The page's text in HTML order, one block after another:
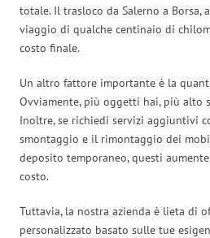
totale. Il trasloco da Salerno a Borsa,
viaggio di qualche centinaio di
costo finale.
Un altro fattore importante è la
Ovviamente, più oggetti hai, più alto
Inoltre, se richiedi servizi aggiuntivi
smontaggio e il rimontaggio dei
deposito temporaneo, questi
costo.
Tuttavia, la nostra azienda è lieta di
personalizzato basato sulle tue